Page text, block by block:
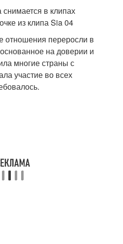
отношения переросли в
на доверии и
многие страны с
участие во всех